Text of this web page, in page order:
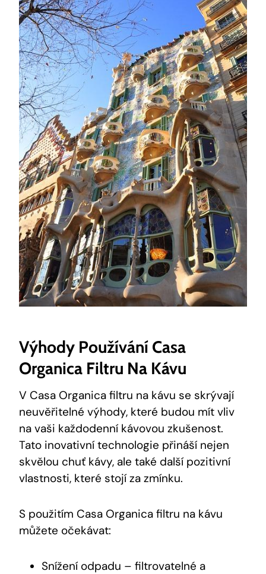
Výhody Používání Casa
Organica Filtru Na Kávu
V Casa Organica filtru na kávu se skrývají
neuvěřitelné výhody, které budou mít vliv
na vaši každodenní kávovou zkušenost.
Tato inovativní technologie přináší nejen
skvělou chuť kávy, ale také další pozitivní
vlastnosti, které stojí za zmínku.
S použitím Casa Organica filtru na kávu
můžete očekávat:
Snížení odpadu – filtrovatelné a